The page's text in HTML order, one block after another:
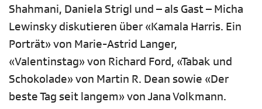
Shahmani, Daniela Strigl und – als Gast – Micha
Lewinsky diskutieren über «Kamala Harris. Ein
Porträt» von Marie-Astrid Langer,
«Valentinstag» von Richard Ford, «Tabak und
Schokolade» von Martin R. Dean sowie «Der
beste Tag seit langem» von Jana Volkmann.